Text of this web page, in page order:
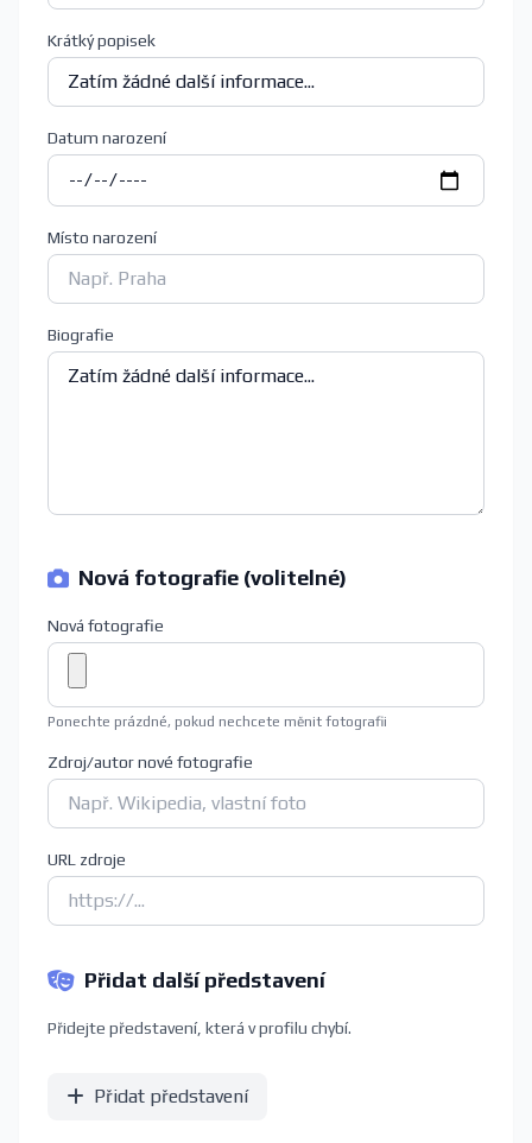
Krátký popisek
Datum narození
Místo narození
Biografie
Nová fotografie (volitelné)
Nová fotografie
Ponechte prázdné, pokud nechcete měnit fotografii
Zdroj/autor nové fotografie
URL zdroje
Přidat další představení
Přidejte představení, která v profilu chybí.
Přidat představení